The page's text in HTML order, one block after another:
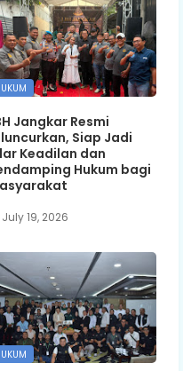
Jangkar Resmi
Siap Jadi
Keadilan dan
Hukum bagi
July 19, 2026